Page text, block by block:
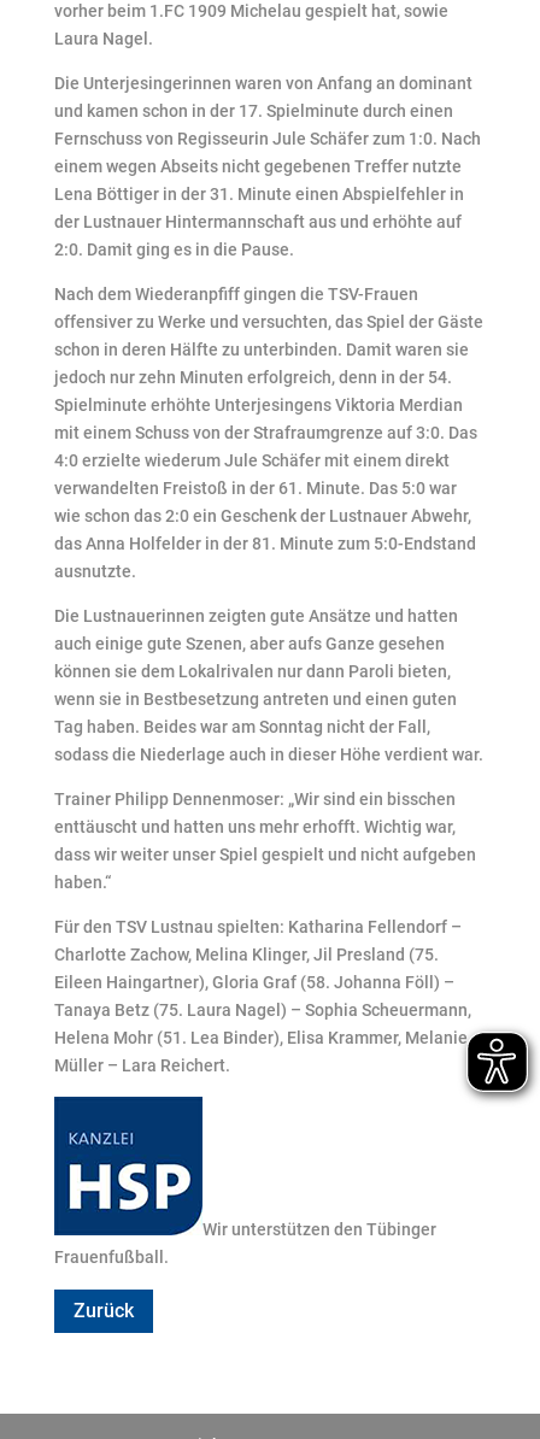
vorher beim 1.FC 1909 Michelau gespielt hat, sowie
Laura Nagel.
Die Unterjesingerinnen waren von Anfang an dominant
und kamen schon in der 17. Spielminute durch einen
Fernschuss von Regisseurin Jule Schäfer zum 1:0. Nach
einem wegen Abseits nicht gegebenen Treffer nutzte
Lena Böttiger in der 31. Minute einen Abspielfehler in
der Lustnauer Hintermannschaft aus und erhöhte auf
2:0. Damit ging es in die Pause.
Nach dem Wiederanpfiff gingen die TSV-Frauen
offensiver zu Werke und versuchten, das Spiel der Gäste
schon in deren Hälfte zu unterbinden. Damit waren sie
jedoch nur zehn Minuten erfolgreich, denn in der 54.
Spielminute erhöhte Unterjesingens Viktoria Merdian
mit einem Schuss von der Strafraumgrenze auf 3:0. Das
4:0 erzielte wiederum Jule Schäfer mit einem direkt
verwandelten Freistoß in der 61. Minute. Das 5:0 war
wie schon das 2:0 ein Geschenk der Lustnauer Abwehr,
das Anna Holfelder in der 81. Minute zum 5:0-Endstand
ausnutzte.
Die Lustnauerinnen zeigten gute Ansätze und hatten
auch einige gute Szenen, aber aufs Ganze gesehen
können sie dem Lokalrivalen nur dann Paroli bieten,
wenn sie in Bestbesetzung antreten und einen guten
Tag haben. Beides war am Sonntag nicht der Fall,
sodass die Niederlage auch in dieser Höhe verdient war.
Trainer Philipp Dennenmoser: „Wir sind ein bisschen
enttäuscht und hatten uns mehr erhofft. Wichtig war,
dass wir weiter unser Spiel gespielt und nicht aufgeben
haben.“
Für den TSV Lustnau spielten: Katharina Fellendorf –
Charlotte Zachow, Melina Klinger, Jil Presland (75.
Eileen Haingartner), Gloria Graf (58. Johanna Föll) –
Tanaya Betz (75. Laura Nagel) – Sophia Scheuermann,
Helena Mohr (51. Lea Binder), Elisa Krammer, Melanie
Müller – Lara Reichert.
Wir unterstützen den Tübinger
Frauenfußball.
Zurück